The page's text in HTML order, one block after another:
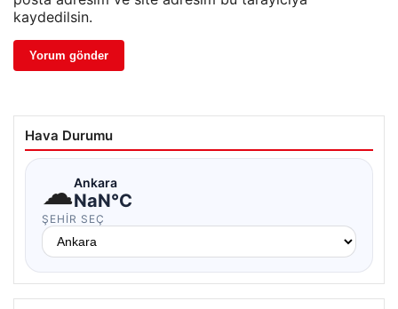
kaydedilsin.
Hava Durumu
☁Ankara
NaN°C
ŞEHIR SEÇ